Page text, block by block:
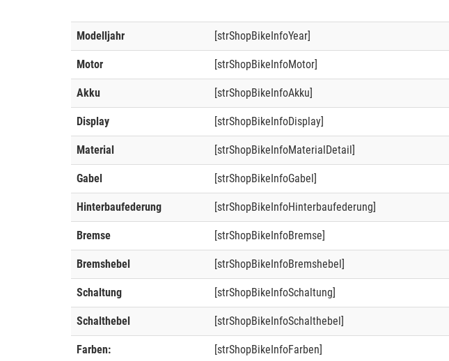
Modelljahr [strShopBikeInfoYear]
Motor [strShopBikeInfoMotor]
Akku [strShopBikeInfoAkku]
Display [strShopBikeInfoDisplay]
Material [strShopBikeInfoMaterialDetail]
Gabel [strShopBikeInfoGabel]
Hinterbaufederung [strShopBikeInfoHinterbaufederung]
Bremse [strShopBikeInfoBremse]
Bremshebel [strShopBikeInfoBremshebel]
Schaltung [strShopBikeInfoSchaltung]
Schalthebel [strShopBikeInfoSchalthebel]
Farben: [strShopBikeInfoFarben]